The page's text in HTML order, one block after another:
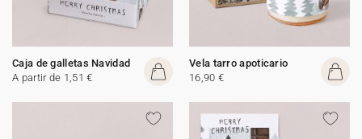
Caja de galletas Navidad
A partir de 1,51 €
Vela tarro apoticario
16,90 €